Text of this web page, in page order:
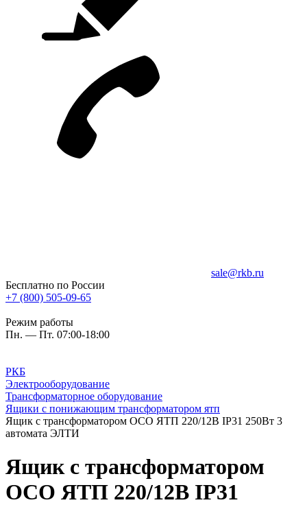
sale@rkb.ru
Бесплатно по России
+7 (800) 505-09-65
Режим работы
Пн. — Пт. 07:00-18:00
РКБ
Электрооборудование
Трансформаторное оборудование
Ящики с понижающим трансформатором ятп
Ящик с трансформатором ОСО ЯТП 220/12В IP31 250Вт 3
автомата ЭЛТИ
Ящик с трансформатором
ОСО ЯТП 220/12В IP31